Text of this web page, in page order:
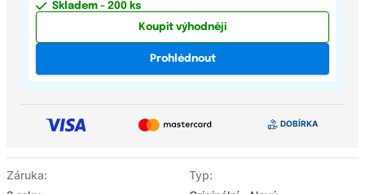
Záruka:
Typ:
Skladem - 200 ks
Koupit výhodněji
Prohlédnout